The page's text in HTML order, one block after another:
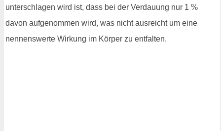
unterschlagen wird ist, dass bei der Verdauung nur 1 %
davon aufgenommen wird, was nicht ausreicht um eine
nennenswerte Wirkung im Körper zu entfalten.